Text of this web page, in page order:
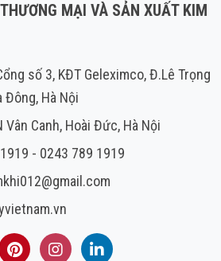
MẠI VÀ SẢN XUẤT KIM
số 3, KĐT Geleximco, Đ.Lê Trọng
Đông, Hà Nội
Vân Canh, Hoài Đức, Hà Nội
- 0243 789 1919
PinterestInstagramLinkedIn